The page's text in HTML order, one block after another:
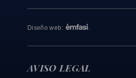
AVISO LEGAL
Diseño web :